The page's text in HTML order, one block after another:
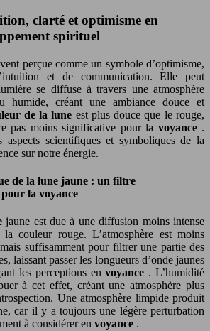
clarté et optimisme en
spirituel
perçue comme un symbole d’optimisme,
et de communication. Elle peut
se diffuse à travers une atmosphère
humide, créant une ambiance douce et
de la lune est plus douce que le rouge,
pas moins significative pour la voyance .
aspects scientifiques et symboliques de la
sur notre énergie.
de la lune jaune : un filtre
la voyance
jaune est due à une diffusion moins intense
couleur rouge. L’atmosphère est moins
suffisamment pour filtrer une partie des
laissant passer les longueurs d’onde jaunes
les perceptions envoyance . L’humidité
à cet effet, créant une atmosphère plus
Une atmosphère limpide produit
car il y a toujours une légère perturbation
à considérer en voyance .